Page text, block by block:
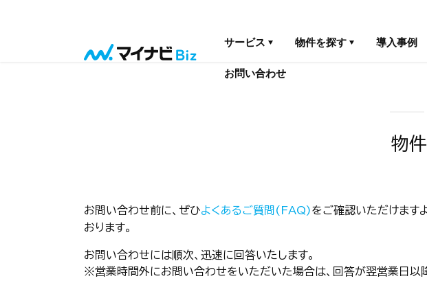
サービス 物件を探す 導入事例
お問い合わせ
物
お問い合わせ前に、ぜひよくあるご質問(FAQ)をご確認いただけます
おります。
お問い合わせには順次、迅速に回答いたします。
※営業時間外にお問い合わせをいただいた場合は、回答が翌営業日以